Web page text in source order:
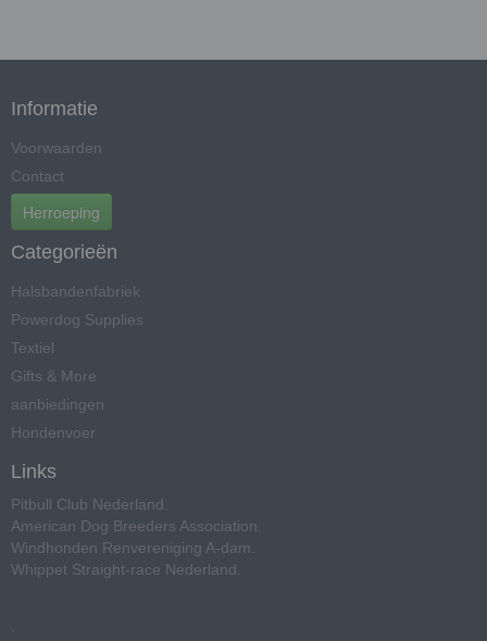
Informatie
Voorwaarden
Contact
Herroeping
Categorieën
Halsbandenfabriek
Powerdog Supplies
Textiel
Gifts & More
aanbiedingen
Hondenvoer
Links
Pitbull Club Nederland
American Dog Breeders Association
Windhonden Renvereniging A-dam
Whippet Straight-race Nederland